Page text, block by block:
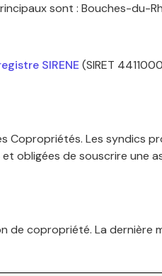
sont : Bouches-du-
SIRENE (SIRET
Copropriétés. Les syndics
obligées de souscrire une
de copropriété. La dernière